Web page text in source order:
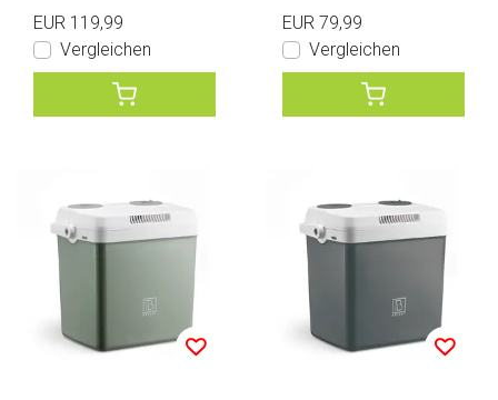
EUR 119,99
Vergleichen
EUR 79,99
Vergleichen